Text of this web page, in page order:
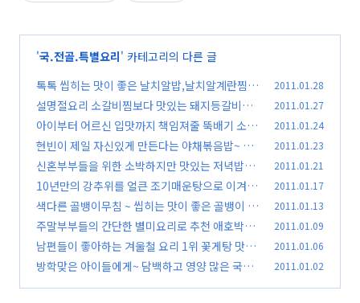
'국.전골.특별요리' 카테고리의 다른 글
톡톡 씹히는 맛이 좋은 날치알밥,날치알계란찜,
캘리포니알롤 (86)
2011.01.28
설명절요리 소갈비찜보다 맛있는 돼지등갈비찜
만드는 방법
(107)
2011.01.27
아이부터 어르신 입맛까지 책임져줄 뚝배기 소불
고기 전골(소불고기양념) (63)
2011.01.24
현빈이 제일 자신있게 만든다는 야채볶음밥~ 저
도 만들었어요!! (61)
2011.01.23
신혼부부들을 위한 소박하지만 맛있는 저녁밥상
*^^*
(122)
2011.01.21
10년만의 강추위를 얼큰 조기매운탕으로 이겨내
세요 *^^* (72)
2011.01.17
색다른 골뱅이무침 ~ 씹히는 맛이 좋은 골뱅이 콩
나물무침 *^^* (85)
2011.01.13
주말부부들의 간단한 별미요리로 추천 애호박찌
개*^^* (42)
2011.01.09
남편들이 좋아하는 겨울철 요리 1위 꽃게탕 맛있
게 끓이기 *^^*
(98)
2011.01.06
방학맞은 아이들에게~ 담백하고 영양 많은 국3가
2011.01.02